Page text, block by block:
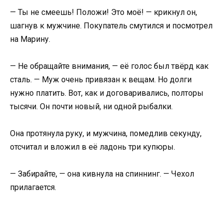
— Ты не смеешь! Положи! Это моё! — крикнул он,
шагнув к мужчине. Покупатель смутился и посмотрел
на Марину.
— Не обращайте внимания, — её голос был твёрд как
сталь. — Муж очень привязан к вещам. Но долги
нужно платить. Вот, как и договаривались, полторы
тысячи. Он почти новый, ни одной рыбалки.
Она протянула руку, и мужчина, помедлив секунду,
отсчитал и вложил в её ладонь три купюры.
— Забирайте, — она кивнула на спиннинг. — Чехол
прилагается.